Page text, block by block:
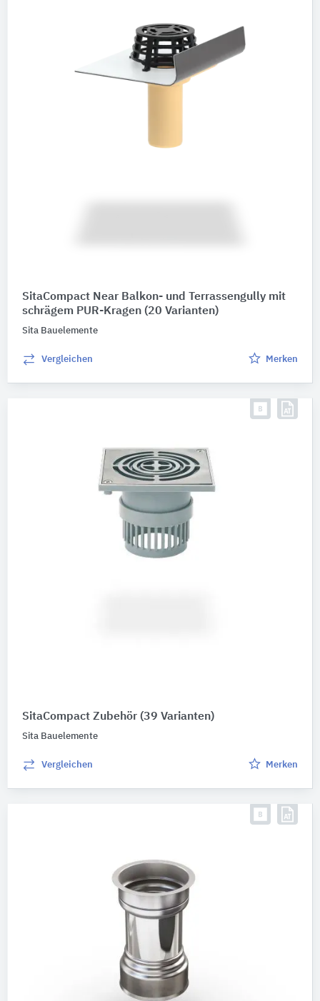
SitaCompact Near Balkon- und Terrassengully mit
schrägem PUR-Kragen (20 Varianten)
Sita Bauelemente
Vergleichen Merken
SitaCompact Zubehör (39 Varianten)
Sita Bauelemente
Vergleichen Merken